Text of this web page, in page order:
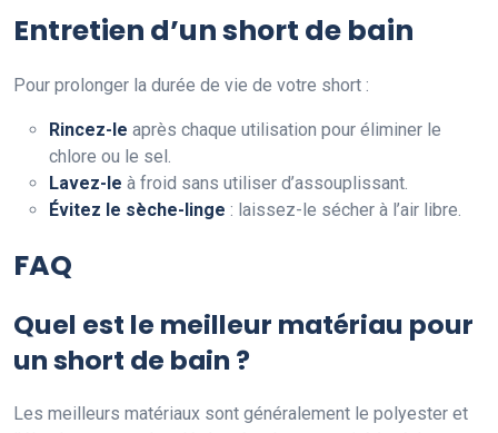
Entretien d’un short de bain
Pour prolonger la durée de vie de votre short :
Rincez-le après chaque utilisation pour éliminer le
chlore ou le sel.
Lavez-le à froid sans utiliser d’assouplissant.
Évitez le sèche-linge : laissez-le sécher à l’air libre.
FAQ
Quel est le meilleur matériau pour
un short de bain ?
Les meilleurs matériaux sont généralement le polyester et